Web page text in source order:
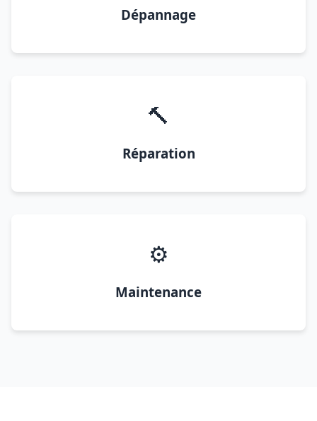
Dépannage
🔨
Réparation
⚙️
Maintenance